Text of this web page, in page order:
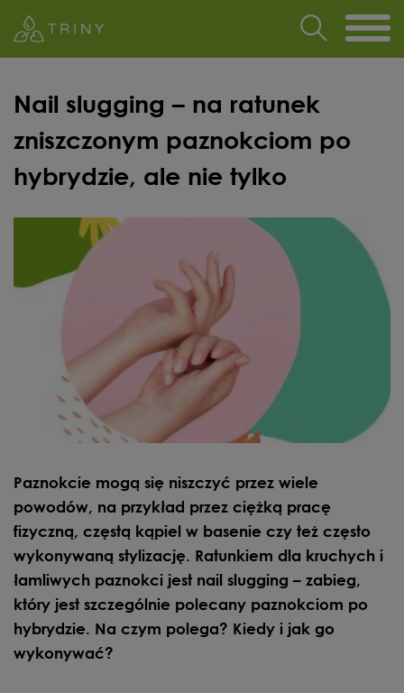
Nail slugging – na ratunek
zniszczonym paznokciom po
hybrydzie, ale nie tylko
Paznokcie mogą się niszczyć przez wiele
powodów, na przykład przez ciężką pracę
fizyczną, częstą kąpiel w basenie czy też często
wykonywaną stylizację. Ratunkiem dla kruchych i
łamliwych paznokci jest nail slugging – zabieg,
który jest szczególnie polecany paznokciom po
hybrydzie. Na czym polega? Kiedy i jak go
wykonywać?